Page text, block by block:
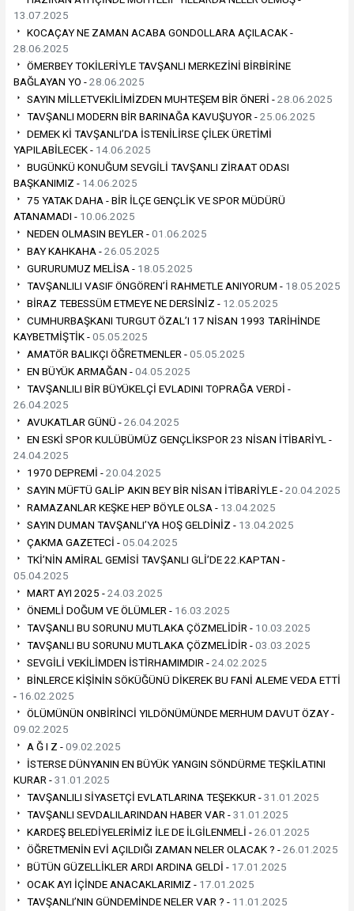
13.07.2025
KOCAÇAY NE ZAMAN ACABA GONDOLLARA AÇILACAK -
28.06.2025
ÖMERBEY TOKİLERİYLE TAVŞANLI MERKEZİNİ BİRBİRİNE
BAĞLAYAN YO -28.06.2025
SAYIN MİLLETVEKİLİMİZDEN MUHTEŞEM BİR ÖNERİ -28.06.2025
TAVŞANLI MODERN BİR BARINAĞA KAVUŞUYOR -25.06.2025
DEMEK Kİ TAVŞANLI’DA İSTENİLİRSE ÇİLEK ÜRETİMİ
YAPILABİLECEK - 14.06.2025
BUGÜNKÜ KONUĞUM SEVGİLİ TAVŞANLI ZİRAAT ODASI
BAŞKANIMIZ - 14.06.2025
75 YATAK DAHA - BİR İLÇE GENÇLİK VE SPOR MÜDÜRÜ
ATANAMADI - 10.06.2025
NEDEN OLMASIN BEYLER -01.06.2025
BAY KAHKAHA -26.05.2025
GURURUMUZ MELİSA - 18.05.2025
TAVŞANLILI VASIF ÖNGÖREN’İ RAHMETLE ANIYORUM - 18.05.2025
BİRAZ TEBESSÜM ETMEYE NE DERSİNİZ - 12.05.2025
CUMHURBAŞKANI TURGUT ÖZAL’I 17 NİSAN 1993 TARİHİNDE
KAYBETMİŞTİK -05.05.2025
AMATÖR BALIKÇI ÖĞRETMENLER -05.05.2025
EN BÜYÜK ARMAĞAN -04.05.2025
TAVŞANLILI BİR BÜYÜKELÇİ EVLADINI TOPRAĞA VERDİ -
26.04.2025
AVUKATLAR GÜNÜ -26.04.2025
EN ESKİ SPOR KULÜBÜMÜZ GENÇLİKSPOR 23 NİSAN İTİBARİYL -
24.04.2025
1970 DEPREMİ -20.04.2025
SAYIN MÜFTÜ GALİP AKIN BEY BİR NİSAN İTİBARİYLE -20.04.2025
RAMAZANLAR KEŞKE HEP BÖYLE OLSA - 13.04.2025
SAYIN DUMAN TAVŞANLI’YA HOŞ GELDİNİZ - 13.04.2025
ÇAKMA GAZETECİ -05.04.2025
TKİ’NİN AMİRAL GEMİSİ TAVŞANLI GLİ’DE 22.KAPTAN -
05.04.2025
MART AYI 2025 -24.03.2025
ÖNEMLİ DOĞUM VE ÖLÜMLER - 16.03.2025
TAVŞANLI BU SORUNU MUTLAKA ÇÖZMELİDİR - 10.03.2025
TAVŞANLI BU SORUNU MUTLAKA ÇÖZMELİDİR -03.03.2025
SEVGİLİ VEKİLİMDEN İSTİRHAMIMDIR -24.02.2025
BİNLERCE KİŞİNİN SÖKÜĞÜNÜ DİKEREK BU FANİ ALEME VEDA ETTİ
- 16.02.2025
ÖLÜMÜNÜN ONBİRİNCİ YILDÖNÜMÜNDE MERHUM DAVUT ÖZAY -
09.02.2025
A Ğ I Z -09.02.2025
İSTERSE DÜNYANIN EN BÜYÜK YANGIN SÖNDÜRME TEŞKİLATINI
KURAR -31.01.2025
TAVŞANLILI SİYASETÇİ EVLATLARINA TEŞEKKUR -31.01.2025
TAVŞANLI SEVDALILARINDAN HABER VAR -31.01.2025
KARDEŞ BELEDİYELERİMİZ İLE DE İLGİLENMELİ -26.01.2025
ÖĞRETMENİN EVİ AÇILDIĞI ZAMAN NELER OLACAK ? -26.01.2025
BÜTÜN GÜZELLİKLER ARDI ARDINA GELDİ - 17.01.2025
OCAK AYI İÇİNDE ANACAKLARIMIZ - 17.01.2025
TAVŞANLI’NIN GÜNDEMİNDE NELER VAR ? - 11.01.2025